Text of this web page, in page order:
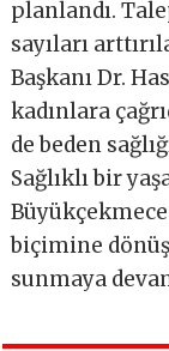
planlandı.
sayıları
Başkanı Dr.
kadınlara
de beden
Sağlıklı bir
biçimine
sunmaya